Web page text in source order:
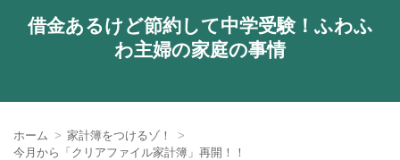
借金あるけど節約して中学受験！ふわふ
わ主婦の家庭の事情
ホーム
家計簿をつけるゾ！
今月から「クリアファイル家計簿」再開！！